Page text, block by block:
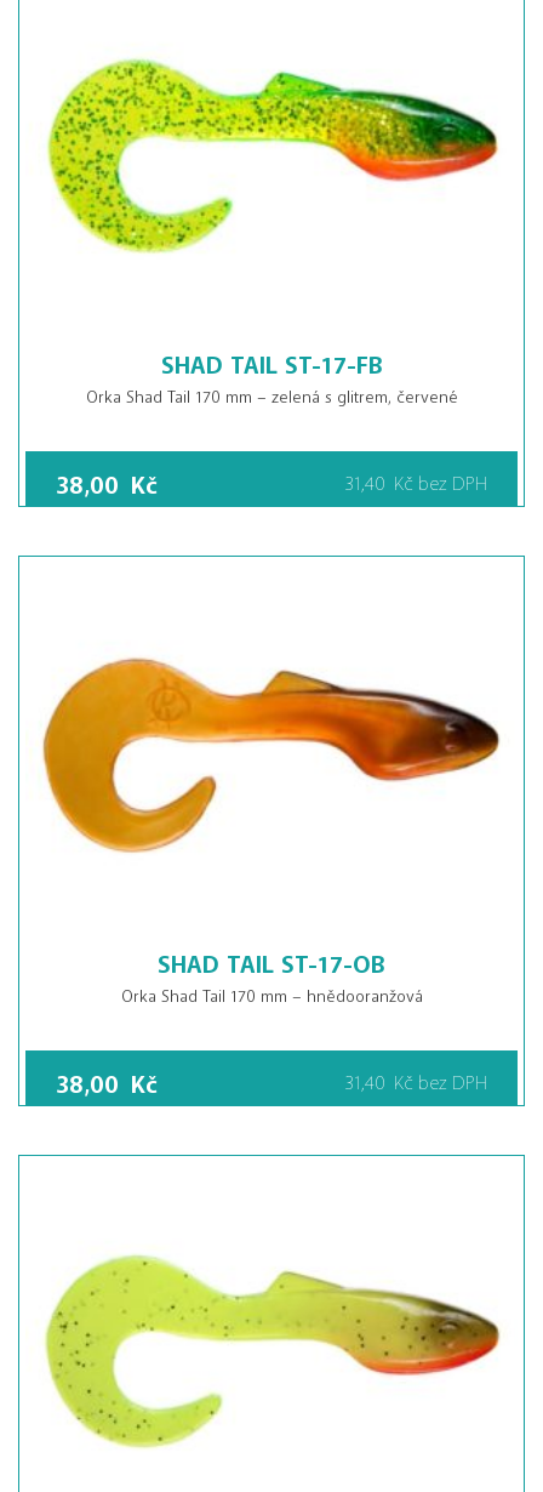
SHAD TAIL ST-17-FB
Orka Shad Tail 170 mm – zelená s glitrem, červené
38,00 Kč 31,40 Kč bez DPH
SHAD TAIL ST-17-OB
Orka Shad Tail 170 mm – hnědooranžová
38,00 Kč 31,40 Kč bez DPH